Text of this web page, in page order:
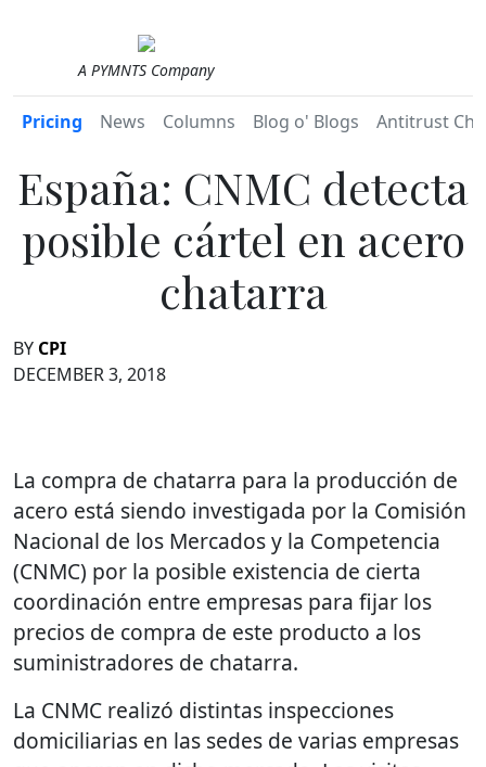
A PYMNTS Company
Pricing News Columns Blog o' Blogs Antitrust
España: CNMC detecta
posible cártel en acero
chatarra
BY CPI
DECEMBER 3, 2018
La compra de chatarra para la producción de
acero está siendo investigada por la Comisión
Nacional de los Mercados y la Competencia
(CNMC) por la posible existencia de cierta
coordinación entre empresas para fijar los
precios de compra de este producto a los
suministradores de chatarra.
La CNMC realizó distintas inspecciones
domiciliarias en las sedes de varias empresas